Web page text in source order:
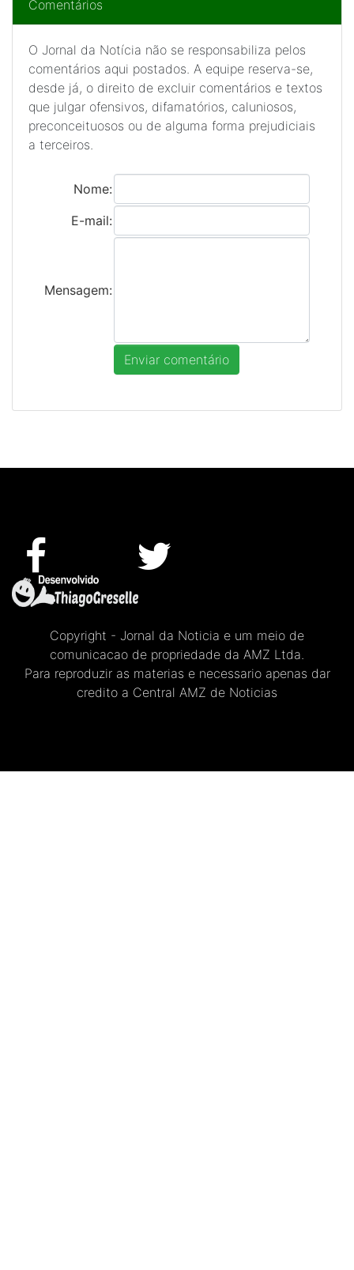
Comentários
O Jornal da Notícia não se responsabiliza pelos
comentários aqui postados. A equipe reserva-se,
desde já, o direito de excluir comentários e textos
que julgar ofensivos, difamatórios, caluniosos,
preconceituosos ou de alguma forma prejudiciais
a terceiros.
Nome:
E-mail:
Mensagem:
Copyright - Jornal da Noticia e um meio de
comunicacao de propriedade da AMZ Ltda.
Para reproduzir as materias e necessario apenas dar
credito a Central AMZ de Noticias